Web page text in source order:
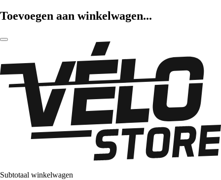
Toevoegen aan winkelwagen...
Subtotaal winkelwagen